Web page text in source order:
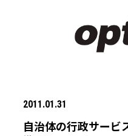
2011.01.31
自治体の行政サービ